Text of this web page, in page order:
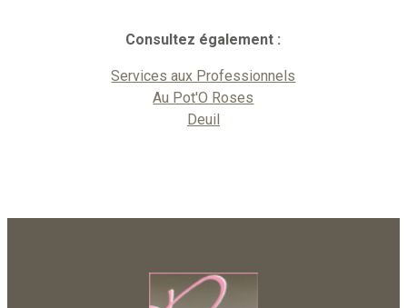
Consultez également :
Services aux Professionnels
Au Pot'O Roses
Deuil